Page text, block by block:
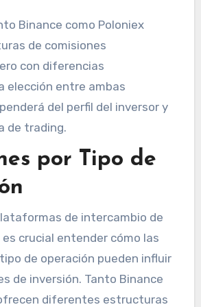
Binance como Poloniex
de comisiones
con diferencias
elección entre ambas
del perfil del inversor y
de trading.
por Tipo de
de intercambio de
crucial entender cómo las
de operación pueden influir
de inversión. Tanto Binance
diferentes estructuras